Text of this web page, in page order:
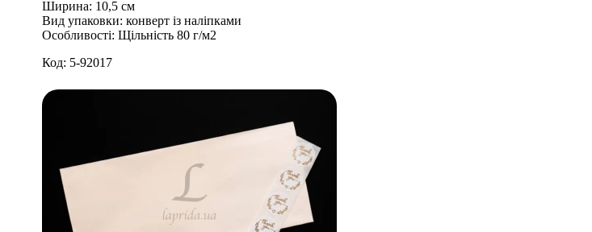
Ширина: 10,5 см
Вид упаковки: конверт із наліпками
Особливості: Щільність 80 г/м2
Код: 5-92017